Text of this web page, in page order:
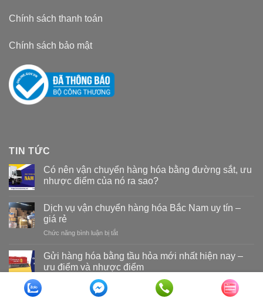
Chính sách thanh toán
Chính sách bảo mật
TIN TỨC
Có nên vận chuyển hàng hóa bằng đường sắt, ưu
nhược điểm của nó ra sao?
Dịch vụ vận chuyển hàng hóa Bắc Nam uy tín –
giá rẻ
Chức năng bình luận bị tắt
vụ
vận
chuyển
Gửi hàng hóa bằng tầu hỏa mới nhất hiện nay –
ưu điểm và nhược điểm
Copyright 2026 © Vận tải đường sắt Nam Long